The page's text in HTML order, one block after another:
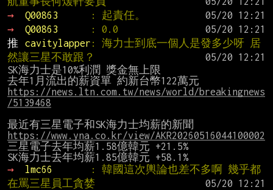
→
Q00863 : 起責任。
→
Q00863 : 0.0
推
cavitylapper : 海力士到底一個人是發多少呀 居
然讓三星不敢跟？
SK海力士是10%利潤 獎金無上限
https://news.ltn.com.tw/news/world/breakingnews
/5139468
https://www.yna.co.kr/view/AKR20260516044100002
三星電子去年均薪1.58億韓元 +21.5%
→
lmc66
: 韓國這次輿論也差不多啊 幾乎都
在罵三星員工貪婪